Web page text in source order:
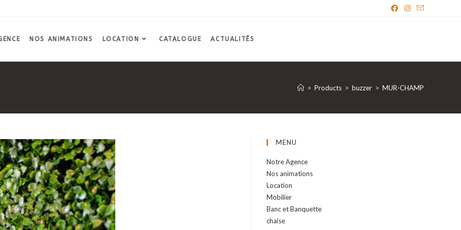
NOS ANIMATIONS LOCATION CATALOGUE ACTUALITÉS
> Products > buzzer > MUR-CHAMP
MENU
Notre Agence
Nos animations
Location
Mobilier
Banc et Banquette
chaise